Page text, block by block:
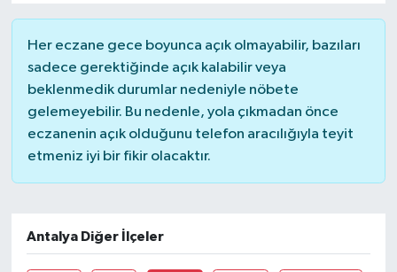
Her eczane gece boyunca açık olmayabilir, bazıları
sadece gerektiğinde açık kalabilir veya
beklenmedik durumlar nedeniyle nöbete
gelemeyebilir. Bu nedenle, yola çıkmadan önce
eczanenin açık olduğunu telefon aracılığıyla teyit
etmeniz iyi bir fikir olacaktır.
Antalya Diğer İlçeler